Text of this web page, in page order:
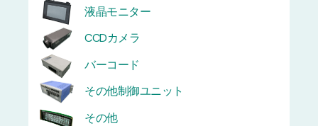
液晶モニター
CCDカメラ
バーコード
その他制御ユニット
その他